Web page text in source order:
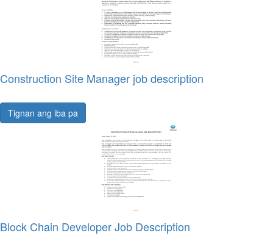
Construction Site Manager job description
Tignan ang iba pa
Block Chain Developer Job Description